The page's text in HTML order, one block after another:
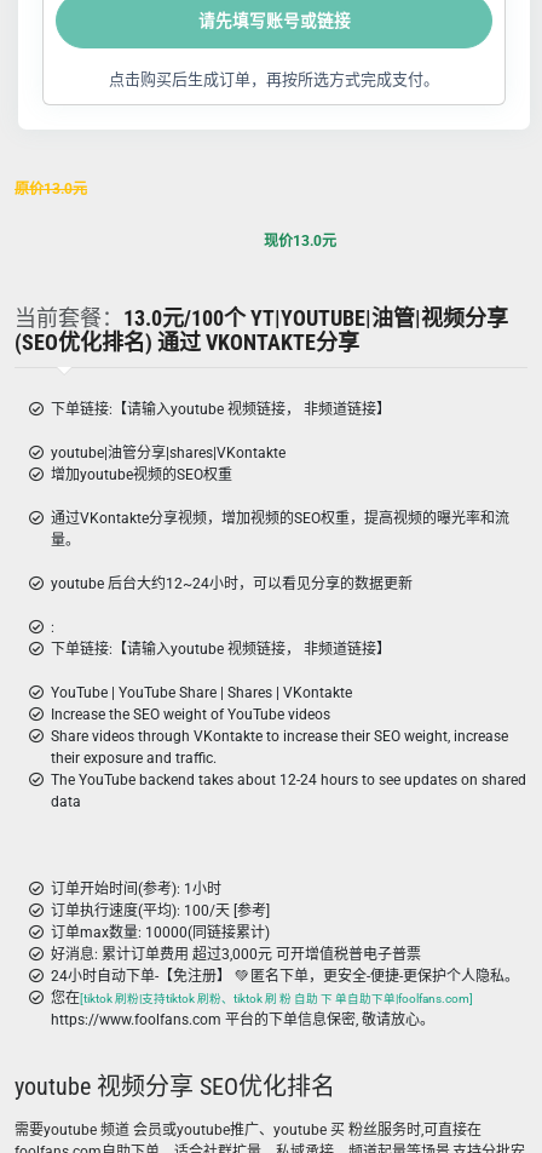
请先填写账号或链接
点击购买后生成订单，再按所选方式完成支付。
原价13.0元
现价13.0元
当前套餐： 13.0元/100个 YT|YOUTUBE|油管|视频分享
(SEO优化排名) 通过 VKONTAKTE分享
下单链接:【请输入youtube 视频链接， 非频道链接】
youtube|油管分享|shares|VKontakte
增加youtube视频的SEO权重
通过VKontakte分享视频，增加视频的SEO权重，提高视频的曝光率和流
量。
youtube 后台大约12~24小时，可以看见分享的数据更新
:
下单链接:【请输入youtube 视频链接， 非频道链接】
YouTube | YouTube Share | Shares | VKontakte
Increase the SEO weight of YouTube videos
Share videos through VKontakte to increase their SEO weight, increase
their exposure and traffic.
The YouTube backend takes about 12-24 hours to see updates on shared
data
订单开始时间(参考): 1小时
订单执行速度(平均): 100/天 [参考]
订单max数量: 10000(同链接累计)
好消息: 累计订单费用 超过3,000元 可开增值税普电子普票
24小时自动下单-【免注册】 💚 匿名下单，更安全-便捷-更保护个人隐私。
您在[tiktok 刷粉|支持tiktok 刷粉、tiktok 刷 粉 自助 下 单自助下单|foolfans.com]
https://www.foolfans.com 平台的下单信息保密, 敬请放心。
youtube 视频分享 SEO优化排名
需要youtube 频道 会员或youtube推广、youtube 买 粉丝服务时,可直接在